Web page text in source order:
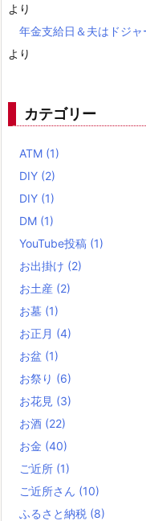
より
年金支給日＆夫はドジ
より
カテゴリー
ATM (1)
DIY (2)
DIY (1)
DM (1)
YouTube投稿 (1)
お出掛け (2)
お土産 (2)
お墓 (1)
お正月 (4)
お盆 (1)
お祭り (6)
お花見 (3)
お酒 (22)
お金 (40)
ご近所 (1)
ご近所さん (10)
ふるさと納税 (8)